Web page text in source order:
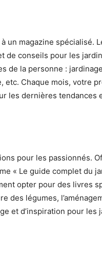
un magazine spécialisé.
de conseils pour les
de la personne :
etc. Chaque mois, votre
les dernières tendances
pour les passionnés.
« Le guide complet du
opter pour des livres
des légumes,
et d’inspiration pour les